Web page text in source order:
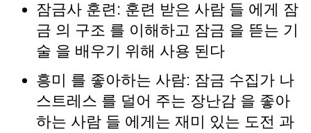
잠금사 훈련: 훈련 받은 사람 들 에게 잠
금 의 구조 를 이해하고 잠금 을 뜯는 기
술 을 배우기 위해 사용 된다
흥미 를 좋아하는 사람: 잠금 수집가 나
스트레스 를 덜어 주는 장난감 을 좋아
하는 사람 들 에게는 재미 있는 도전 과